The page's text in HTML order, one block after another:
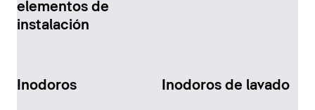
elementos de
instalación
Inodoros Inodoros de lavado